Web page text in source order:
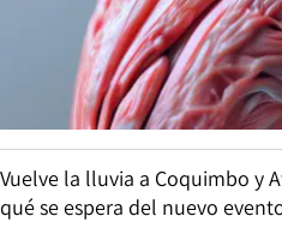
Vuelve la lluvia a Coquimbo y
qué se espera del nuevo